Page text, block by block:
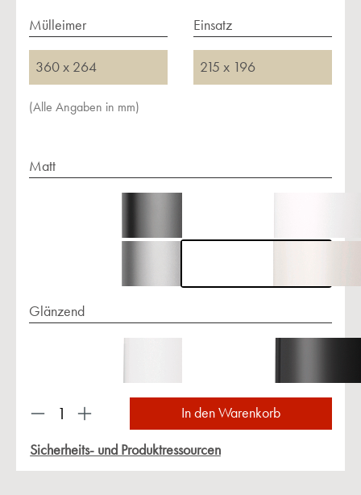
Mülleimer
360 x 264
Einsatz
215 x 196
(Alle Angaben in mm)
Matt
Glänzend
Produkt Anzahl: Gib den gewünschten Wert
In den Warenkorb
Sicherheits- und Produktressourcen